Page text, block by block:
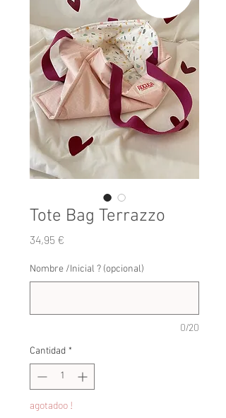
Tote Bag Terrazzo
34,95 €
Nombre /Inicial ? (opcional)
0/20
Cantidad *
agotadoo !